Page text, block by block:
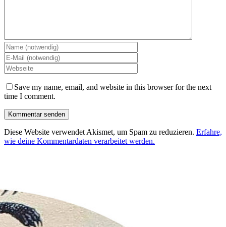
Save my name, email, and website in this browser for the next
time I comment.
Diese Website verwendet Akismet, um Spam zu reduzieren. Erfahre,
wie deine Kommentardaten verarbeitet werden.